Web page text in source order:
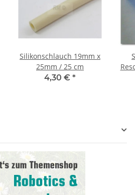
Silikonschlauch 19mm x
25mm / 25 cm
4,30 € *